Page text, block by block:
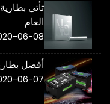
تأتي
العام
06-08
أفضل
06-07